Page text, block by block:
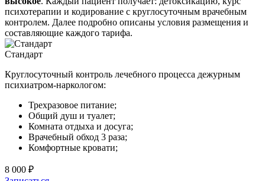
психотерапии и кодирование с круглосуточным врачебным
контролем. Далее подробно описаны условия размещения и
составляющие каждого тарифа.
Стандарт
Круглосуточный контроль лечебного процесса дежурным
психиатром-наркологом:
Трехразовое питание;
Общий душ и туалет;
Комната отдыха и досуга;
Врачебный обход 3 раза;
Комфортные кровати;
8 000 ₽